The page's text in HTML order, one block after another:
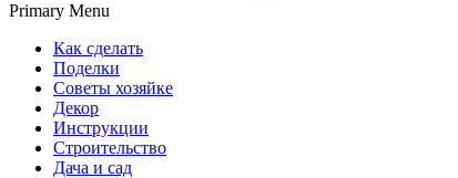
Primary Menu
Как сделать
Поделки
Советы хозяйке
Декор
Инструкции
Строительство
Дача и сад